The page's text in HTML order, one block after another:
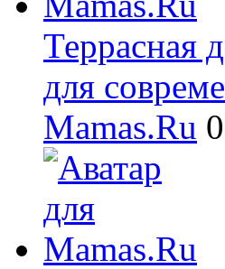
Террасная
для
Mamas.Ru